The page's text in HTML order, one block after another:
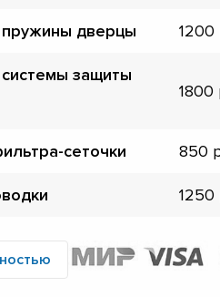
дверцы 1200
защиты
1800
сеточки 850
1250